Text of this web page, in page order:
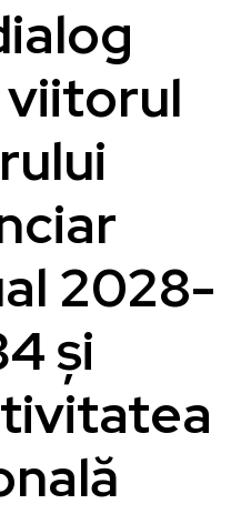
2028-
și